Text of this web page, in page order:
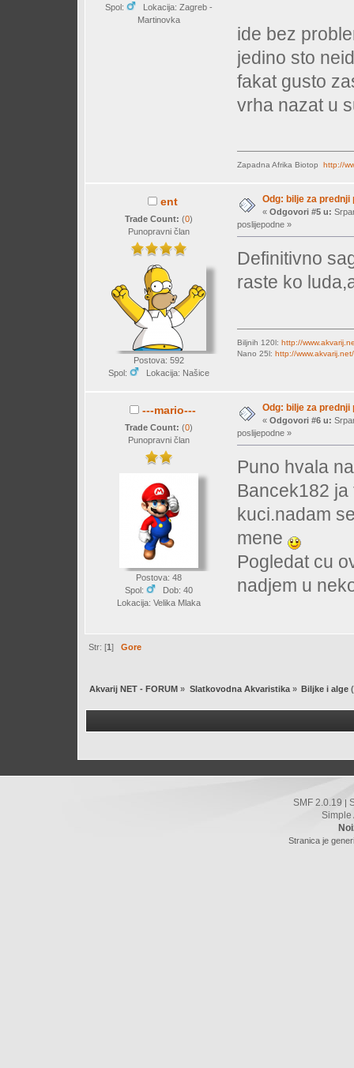
Spol:
Lokacija: Zagreb -
Martinovka
ide bez
jedino sto
fakat gusto
vrha nazat u
Zapadna Afrika Biotop http://
ent
Trade Count: (0)
Punopravni član
Postova: 592
Spol:
Lokacija: Našice
Odg: bilje za prednji
« Odgovori #5 u:
poslijepodne »
Definitivno
raste ko
Biljnih 120l: http://
Nano 25l: http://
---mario---
Trade Count: (0)
Punopravni član
Postova: 48
Spol:
Dob: 40
Lokacija: Velika Mlaka
Odg: bilje za prednji
« Odgovori #6 u:
poslijepodne »
Puno hvala
Bancek182
kuci.nadam
mene
Pogledat cu
nadjem u
Str: [1]Gore
Akvarij NET - FORUM » Slatkovodna Akvaristika» Biljke i alge
SMF 2.0.19
Simple
Stranica je